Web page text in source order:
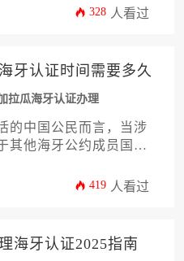
标准等十二个维度，系
328 人看过
牙认证时间需要多久
拉瓜海牙认证办理
的中国公民而言，当涉
其他海牙公约成员国
所需的时间周期，并详
略和分步指南，旨在帮
规避潜在延误，确保跨
419 人看过
海牙认证2025指南